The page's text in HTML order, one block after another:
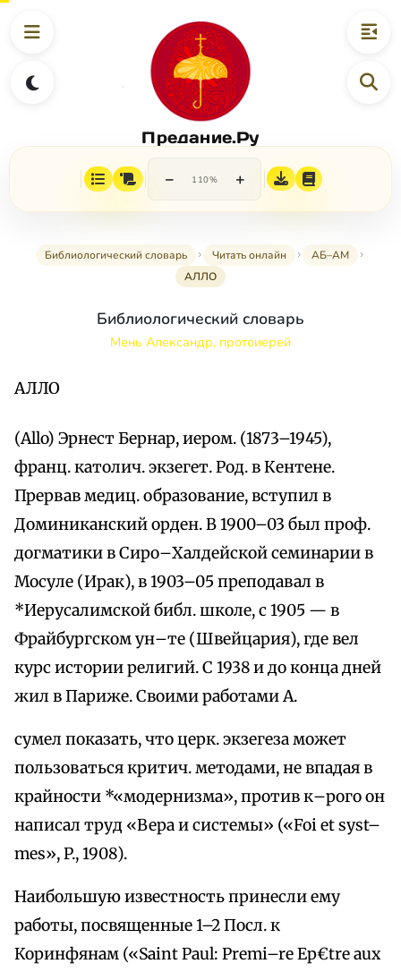
Предание.Ру
− 110% +
Библиологический словарь Читать онлайн
АБ–АМ
АЛЛО
Библиологический словарь
Мень Александр, протоиерей
АЛЛО
(Allo) Эрнест Бернар, иером. (1873–1945),
франц. католич. экзегет. Род. в Кентене.
Прервав медиц. образование, вступил в
Доминиканский орден. В 1900–03 был проф.
догматики в Сиро–Халдейской семинарии в
Мосуле (Ирак), в 1903–05 преподавал в
*Иерусалимской библ. школе, с 1905 — в
Фрайбургском ун–те (Швейцария), где вел
курс истории религий. С 1938 и до конца дней
жил в Париже. Своими работами А.
сумел показать, что церк. экзегеза может
пользоваться критич. методами, не впадая в
крайности *«модернизма», против к–рого он
написал труд «Вера и системы» («Foi et syst–
mes», P., 1908).
Наибольшую известность принесли ему
работы, посвященные 1–2 Посл. к
Коринфянам («Saint Paul: Premi–re Ep€tre aux